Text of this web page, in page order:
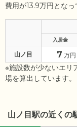
費用が13.9万円となっ
入居金
山ノ目 7 万円
※施設数が少ないエリ
場を算出しています。
山ノ目駅の近くの